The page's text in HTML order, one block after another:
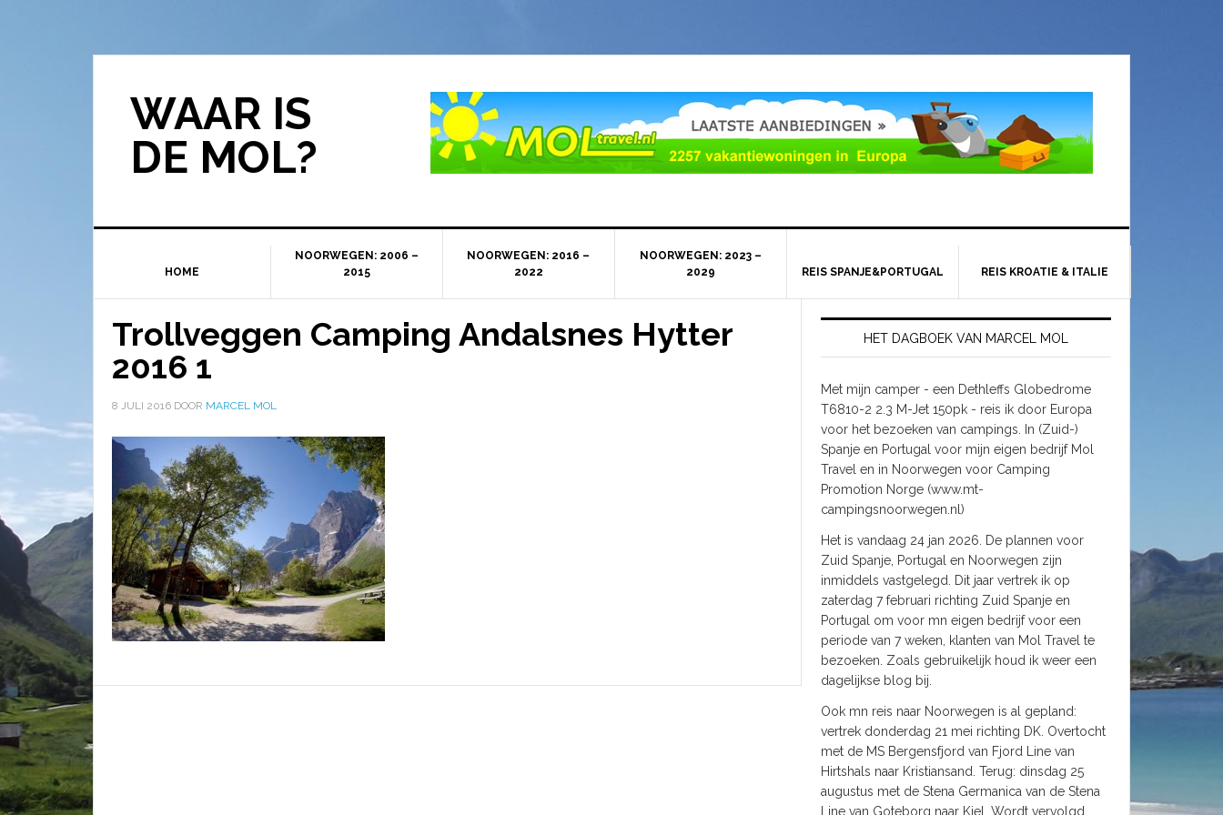
WAAR IS
DE MOL?
HOME
NOORWEGEN: 2006 –
2015
NOORWEGEN: 2016 –
2022
NOORWEGEN: 2023 –
2029
REIS SPANJE&PORTUGAL REIS KROATIE & ITALIE
Trollveggen Camping Andalsnes Hytter
2016 1
8 JULI 2016 DOOR MARCEL MOL
HET DAGBOEK VAN MARCEL MOL
Met mijn camper - een Dethleffs Globedrome
T6810-2 2.3 M-Jet 150pk - reis ik door Europa
voor het bezoeken van campings. In (Zuid-)
Spanje en Portugal voor mijn eigen bedrijf Mol
Travel en in Noorwegen voor Camping
Promotion Norge (www.mt-
campingsnoorwegen.nl)
Het is vandaag 24 jan 2026. De plannen voor
Zuid Spanje, Portugal en Noorwegen zijn
inmiddels vastgelegd. Dit jaar vertrek ik op
zaterdag 7 februari richting Zuid Spanje en
Portugal om voor mn eigen bedrijf voor een
periode van 7 weken, klanten van Mol Travel te
bezoeken. Zoals gebruikelijk houd ik weer een
dagelijkse blog bij.
Ook mn reis naar Noorwegen is al gepland:
vertrek donderdag 21 mei richting DK. Overtocht
met de MS Bergensfjord van Fjord Line van
Hirtshals naar Kristiansand. Terug: dinsdag 25
augustus met de Stena Germanica van de Stena
Line van Goteborg naar Kiel. Wordt vervolgd.